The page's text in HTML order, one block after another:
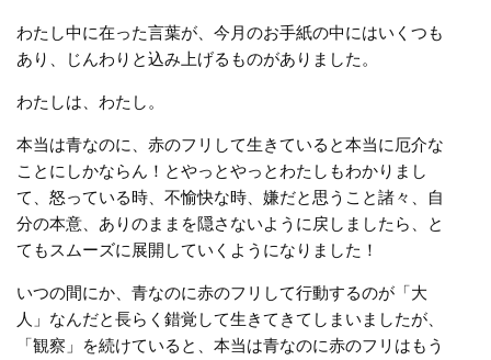
わたし中に在った言葉が、今月のお手紙の中にはいくつも
あり、じんわりと込み上げるものがありました。
わたしは、わたし。
本当は青なのに、赤のフリして生きていると本当に厄介な
ことにしかならん！とやっとやっとわたしもわかりまし
て、怒っている時、不愉快な時、嫌だと思うこと諸々、自
分の本意、ありのままを隠さないように戻しましたら、と
てもスムーズに展開していくようになりました！
いつの間にか、青なのに赤のフリして行動するのが「大
人」なんだと長らく錯覚して生きてきてしまいましたが、
「観察」を続けていると、本当は青なのに赤のフリはもう